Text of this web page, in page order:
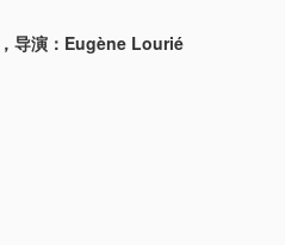
导演：Eugène Lourié